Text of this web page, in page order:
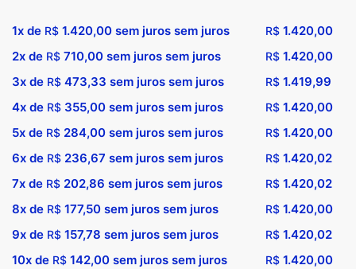
1x de R$ 1.420,00 sem juros sem juros R$ 1.420,00
2x de R$ 710,00 sem juros sem juros R$ 1.420,00
3x de R$ 473,33 sem juros sem juros R$ 1.419,99
4x de R$ 355,00 sem juros sem juros R$ 1.420,00
5x de R$ 284,00 sem juros sem juros R$ 1.420,00
6x de R$ 236,67 sem juros sem juros R$ 1.420,02
7x de R$ 202,86 sem juros sem juros R$ 1.420,02
8x de R$ 177,50 sem juros sem juros R$ 1.420,00
9x de R$ 157,78 sem juros sem juros R$ 1.420,02
10x de R$ 142,00 sem juros sem juros R$ 1.420,00